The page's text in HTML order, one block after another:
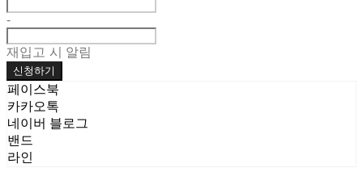
-
재입고 시 알림
신청하기
페이스북
카카오톡
네이버 블로그
밴드
라인